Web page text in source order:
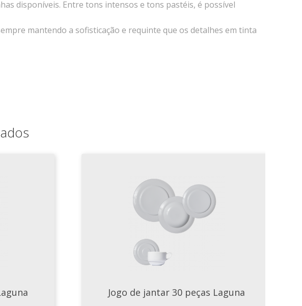
disponíveis. Entre tons intensos e tons pastéis, é possível
mantendo a sofisticação e requinte que os detalhes em tinta
Jogo de jantar 30 peças Laguna